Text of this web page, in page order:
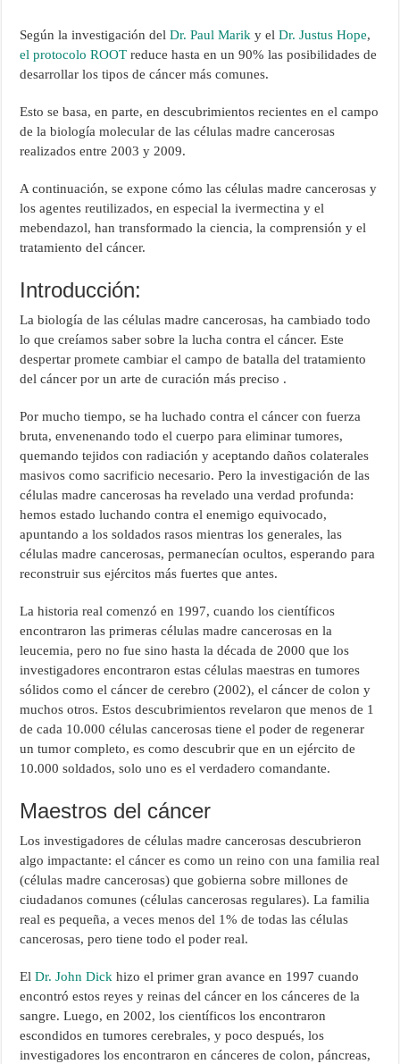
Según la investigación delDr. Paul Marik y elDr. Justus Hope,
el protocolo ROOT reduce hasta en un 90% las posibilidades de
desarrollar los tipos de cáncer más comunes.
Esto se basa, en parte, en descubrimientos recientes en el campo
de la biología molecular de las células madre cancerosas
realizados entre 2003 y 2009.
A continuación, se expone cómo las células madre cancerosas y
los agentes reutilizados, en especial la ivermectina y el
mebendazol, han transformado la ciencia, la comprensión y el
tratamiento del cáncer.
Introducción:
La biología de las células madre cancerosas, ha cambiado todo
lo que creíamos saber sobre la lucha contra el cáncer. Este
despertar promete cambiar el campo de batalla del tratamiento
del cáncer por un arte de curación más preciso .
Por mucho tiempo, se ha luchado contra el cáncer con fuerza
bruta, envenenando todo el cuerpo para eliminar tumores,
quemando tejidos con radiación y aceptando daños colaterales
masivos como sacrificio necesario. Pero la investigación de las
células madre cancerosas ha revelado una verdad profunda:
hemos estado luchando contra el enemigo equivocado,
apuntando a los soldados rasos mientras los generales, las
células madre cancerosas, permanecían ocultos, esperando para
reconstruir sus ejércitos más fuertes que antes.
La historia real comenzó en 1997, cuando los científicos
encontraron las primeras células madre cancerosas en la
leucemia, pero no fue sino hasta la década de 2000 que los
investigadores encontraron estas células maestras en tumores
sólidos como el cáncer de cerebro (2002), el cáncer de colon y
muchos otros. Estos descubrimientos revelaron que menos de 1
de cada 10.000 células cancerosas tiene el poder de regenerar
un tumor completo, es como descubrir que en un ejército de
10.000 soldados, solo uno es el verdadero comandante.
Maestros del cáncer
Los investigadores de células madre cancerosas descubrieron
algo impactante: el cáncer es como un reino con una familia real
(células madre cancerosas) que gobierna sobre millones de
ciudadanos comunes (células cancerosas regulares). La familia
real es pequeña, a veces menos del 1% de todas las células
cancerosas, pero tiene todo el poder real.
ElDr. John Dick hizo el primer gran avance en 1997 cuando
encontró estos reyes y reinas del cáncer en los cánceres de la
sangre. Luego, en 2002, los científicos los encontraron
escondidos en tumores cerebrales, y poco después, los
investigadores los encontraron en cánceres de colon, páncreas,